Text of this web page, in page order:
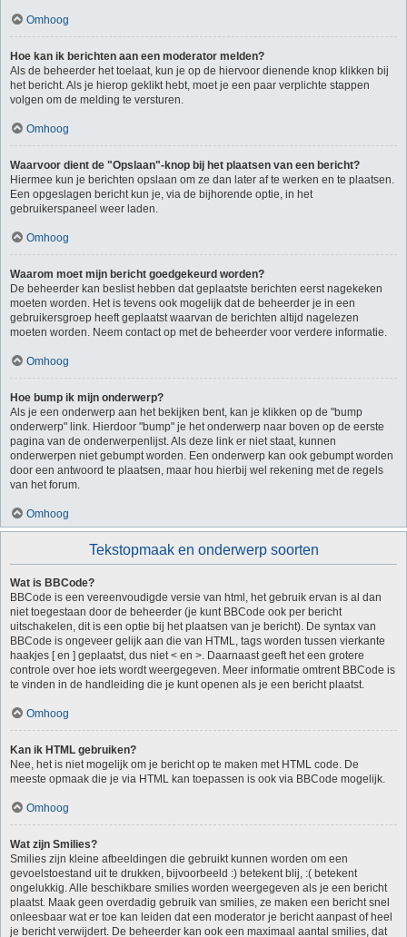
Omhoog
Hoe kan ik berichten aan een moderator melden?
Als de beheerder het toelaat, kun je op de hiervoor dienende knop klikken bij
het bericht. Als je hierop geklikt hebt, moet je een paar verplichte stappen
volgen om de melding te versturen.
Omhoog
Waarvoor dient de "Opslaan"-knop bij het plaatsen van een bericht?
Hiermee kun je berichten opslaan om ze dan later af te werken en te plaatsen.
Een opgeslagen bericht kun je, via de bijhorende optie, in het
gebruikerspaneel weer laden.
Omhoog
Waarom moet mijn bericht goedgekeurd worden?
De beheerder kan beslist hebben dat geplaatste berichten eerst nagekeken
moeten worden. Het is tevens ook mogelijk dat de beheerder je in een
gebruikersgroep heeft geplaatst waarvan de berichten altijd nagelezen
moeten worden. Neem contact op met de beheerder voor verdere informatie.
Omhoog
Hoe bump ik mijn onderwerp?
Als je een onderwerp aan het bekijken bent, kan je klikken op de "bump
onderwerp" link. Hierdoor "bump" je het onderwerp naar boven op de eerste
pagina van de onderwerpenlijst. Als deze link er niet staat, kunnen
onderwerpen niet gebumpt worden. Een onderwerp kan ook gebumpt worden
door een antwoord te plaatsen, maar hou hierbij wel rekening met de regels
van het forum.
Omhoog
Tekstopmaak en onderwerp soorten
Wat is BBCode?
BBCode is een vereenvoudigde versie van html, het gebruik ervan is al dan
niet toegestaan door de beheerder (je kunt BBCode ook per bericht
uitschakelen, dit is een optie bij het plaatsen van je bericht). De syntax van
BBCode is ongeveer gelijk aan die van HTML, tags worden tussen vierkante
haakjes [ en ] geplaatst, dus niet < en >. Daarnaast geeft het een grotere
controle over hoe iets wordt weergegeven. Meer informatie omtrent BBCode is
te vinden in de handleiding die je kunt openen als je een bericht plaatst.
Omhoog
Kan ik HTML gebruiken?
Nee, het is niet mogelijk om je bericht op te maken met HTML code. De
meeste opmaak die je via HTML kan toepassen is ook via BBCode mogelijk.
Omhoog
Wat zijn Smilies?
Smilies zijn kleine afbeeldingen die gebruikt kunnen worden om een
gevoelstoestand uit te drukken, bijvoorbeeld :) betekent blij, :( betekent
ongelukkig. Alle beschikbare smilies worden weergegeven als je een bericht
plaatst. Maak geen overdadig gebruik van smilies, ze maken een bericht snel
onleesbaar wat er toe kan leiden dat een moderator je bericht aanpast of heel
je bericht verwijdert. De beheerder kan ook een maximaal aantal smilies, dat